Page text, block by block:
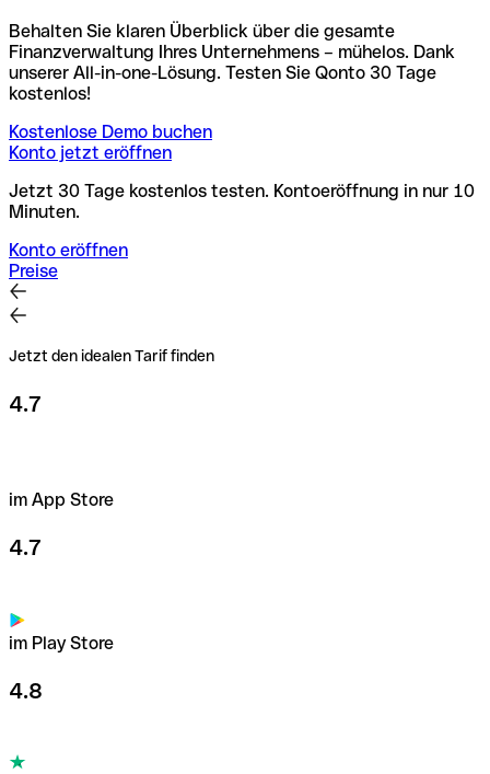
Behalten Sie klaren Überblick über die gesamte
Finanzverwaltung Ihres Unternehmens – mühelos. Dank
unserer All-in-one-Lösung. Testen Sie Qonto 30 Tage
kostenlos!
Kostenlose Demo buchen
Konto jetzt eröffnen
Jetzt 30 Tage kostenlos testen. Kontoeröffnung in nur 10
Minuten.
Konto eröffnen
Preise
Jetzt den idealen Tarif finden
4.7
im App Store
4.7
im Play Store
4.8